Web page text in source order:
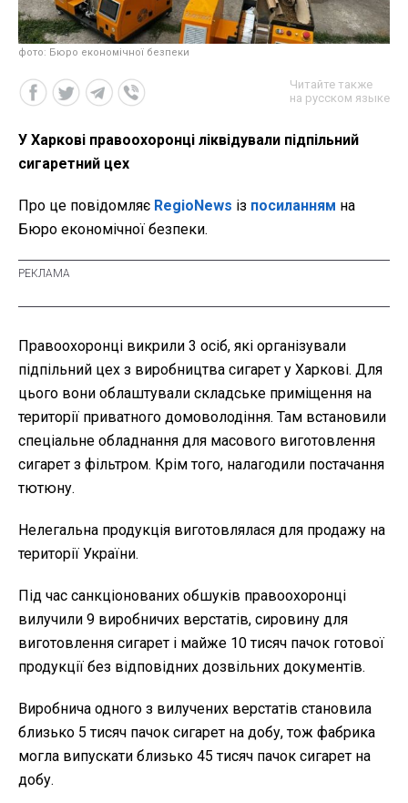
фото: Бюро економічної безпеки
Читайте также
на русском языке
У Харкові правоохоронці ліквідували підпільний
сигаретний цех
Про це повідомляє RegioNews із посиланням на
Бюро економічної безпеки.
Правоохоронці викрили 3 осіб, які організували
підпільний цех з виробництва сигарет у Харкові. Для
цього вони облаштували складське приміщення на
території приватного домоволодіння. Там встановили
спеціальне обладнання для масового виготовлення
сигарет з фільтром. Крім того, налагодили постачання
тютюну.
Нелегальна продукція виготовлялася для продажу на
території України.
Під час санкціонованих обшуків правоохоронці
вилучили 9 виробничих верстатів, сировину для
виготовлення сигарет і майже 10 тисяч пачок готової
продукції без відповідних дозвільних документів.
Виробнича одного з вилучених верстатів становила
близько 5 тисяч пачок сигарет на добу, тож фабрика
могла випускати близько 45 тисяч пачок сигарет на
добу.